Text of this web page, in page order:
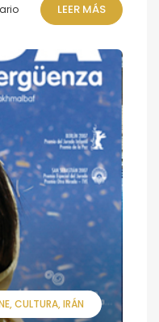
LEER MÁS
CULTURA IRÁN